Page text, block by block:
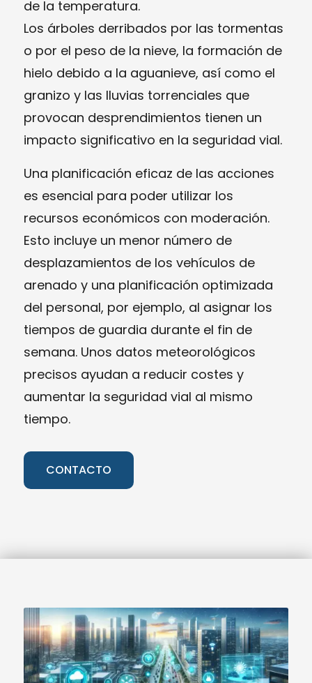
de la temperatura.
Los árboles derribados por las tormentas
o por el peso de la nieve, la formación de
hielo debido a la aguanieve, así como el
granizo y las lluvias torrenciales que
provocan desprendimientos tienen un
impacto significativo en la seguridad vial.
Una planificación eficaz de las acciones
es esencial para poder utilizar los
recursos económicos con moderación.
Esto incluye un menor número de
desplazamientos de los vehículos de
arenado y una planificación optimizada
del personal, por ejemplo, al asignar los
tiempos de guardia durante el fin de
semana. Unos datos meteorológicos
precisos ayudan a reducir costes y
aumentar la seguridad vial al mismo
tiempo.
CONTACTO